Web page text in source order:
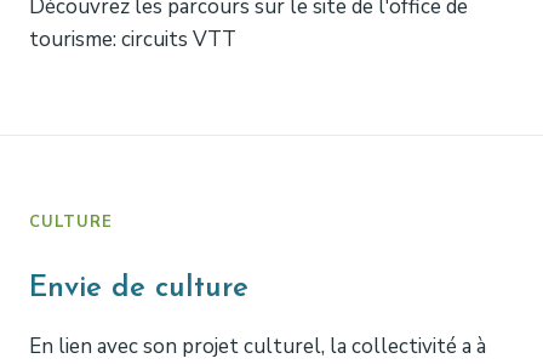
Découvrez les parcours sur le site de l'office de
tourisme: circuits VTT
CULTURE
Envie de culture
En lien avec son projet culturel, la collectivité a à